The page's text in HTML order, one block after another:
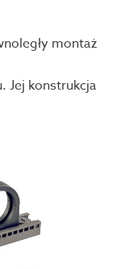
montaż
Jej konstrukcja